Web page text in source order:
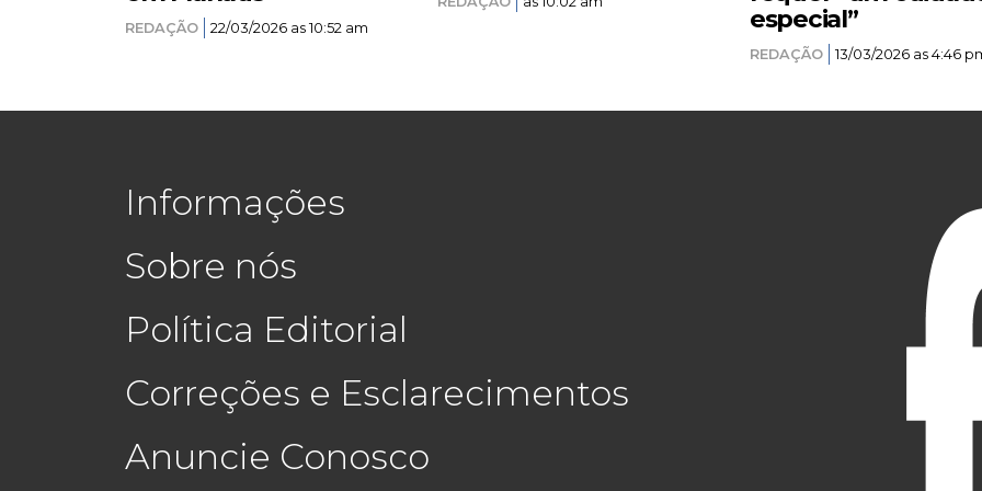
REDAÇÃO 22/03/2026 as 10:52 am
especial”
REDAÇÃO 13/03/2026 as 4:46
Informações
Sobre nós
Política Editorial
Correções e Esclarecimentos
Anuncie Conosco